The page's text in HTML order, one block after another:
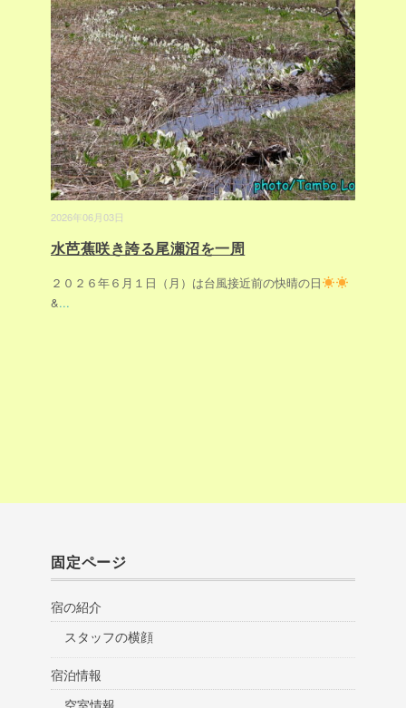
2026年06月03日
水芭蕉咲き誇る尾瀬沼を一周
２０２６年６月１日（月）は台風接近前の快晴の日
&...
固定ページ
宿の紹介
スタッフの横顔
宿泊情報
空室情報